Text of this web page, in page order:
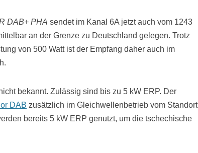
DAB+ PHA sendet im Kanal 6A jetzt auch vom 1243
an der Grenze zu Deutschland gelegen. Trotz
von 500 Watt ist der Empfang daher auch im
bekannt. Zulässig sind bis zu 5 kW ERP. Der
DAB zusätzlich im Gleichwellenbetrieb vom Standort
bereits 5 kW ERP genutzt, um die tschechische